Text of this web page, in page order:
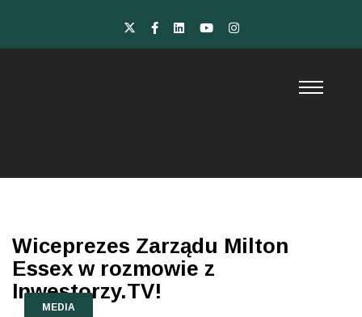
Wiceprezes Zarządu Milton
Essex w rozmowie z
Inwestorzy.TV!
MEDIA